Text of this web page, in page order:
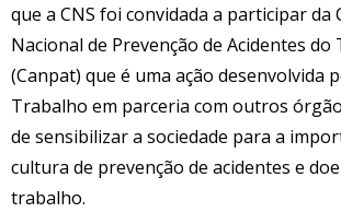
que a CNS foi convidada a participar da
Nacional de Prevenção de Acidentes do
(Canpat) que é uma ação desenvolvida
Trabalho em parceria com outros
de sensibilizar a sociedade para a
cultura de prevenção de acidentes e
trabalho.